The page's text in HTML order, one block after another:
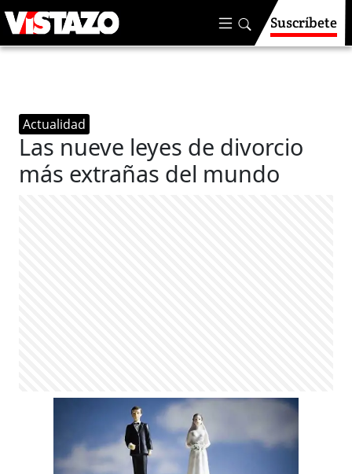
Suscríbete
Actualidad
Las nueve leyes de divorcio
más extrañas del mundo